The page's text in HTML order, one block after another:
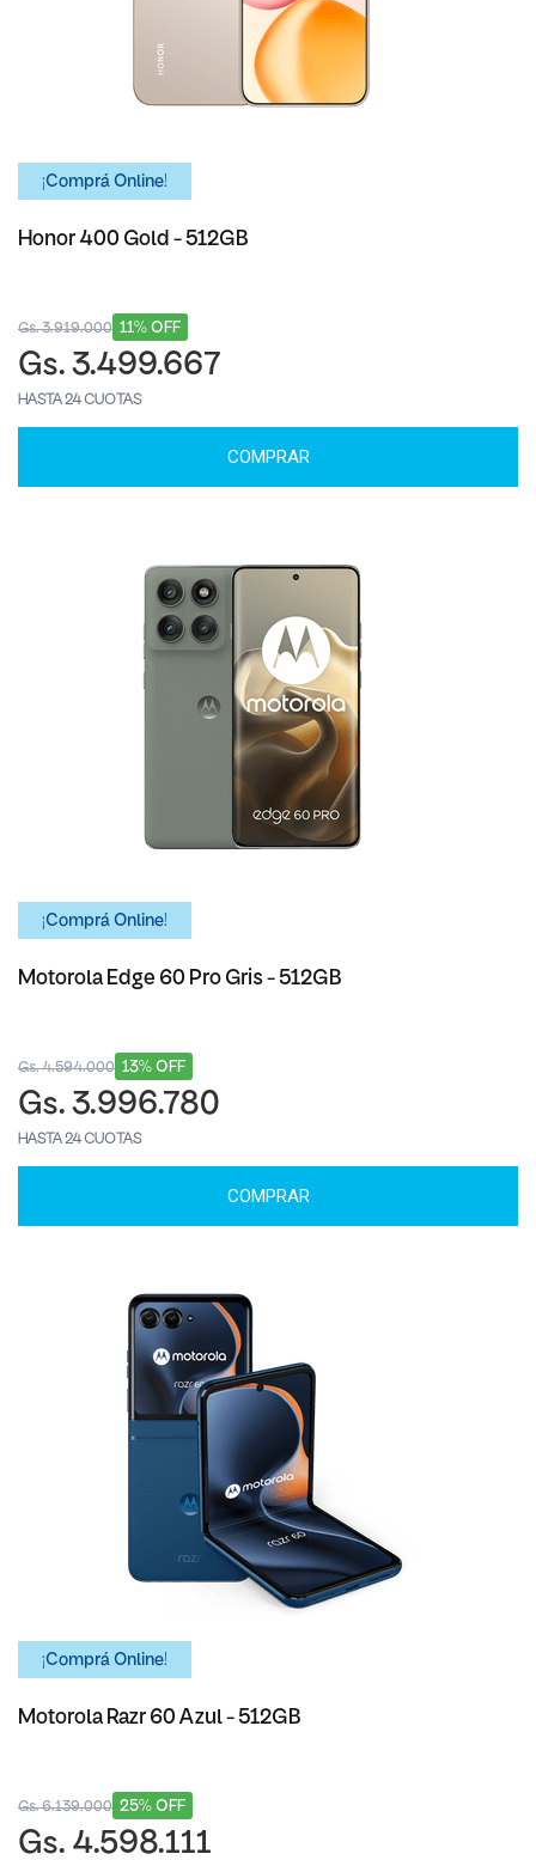
¡Comprá Online!
Honor 400 Gold - 512GB
11% OFF
Gs. 3.919.000
Gs. 3.499.667
HASTA 24 CUOTAS
COMPRAR
¡Comprá Online!
Motorola Edge 60 Pro Gris - 512GB
13% OFF
Gs. 4.594.000
Gs. 3.996.780
HASTA 24 CUOTAS
COMPRAR
¡Comprá Online!
Motorola Razr 60 Azul - 512GB
25% OFF
Gs. 6.139.000
Gs. 4.598.111